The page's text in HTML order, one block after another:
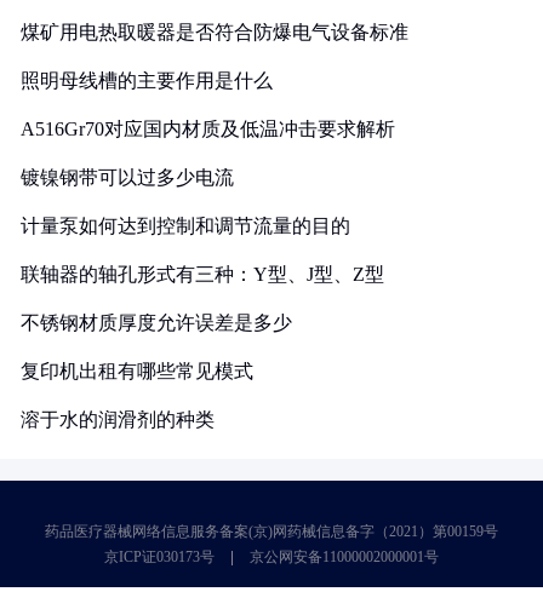
煤矿用电热取暖器是否符合防爆电气设备标准
照明母线槽的主要作用是什么
A516Gr70对应国内材质及低温冲击要求解析
镀镍钢带可以过多少电流
计量泵如何达到控制和调节流量的目的
联轴器的轴孔形式有三种：Y型、J型、Z型
不锈钢材质厚度允许误差是多少
复印机出租有哪些常见模式
溶于水的润滑剂的种类
药品医疗器械网络信息服务备案(京)网药械信息备字（2021）第00159号
京ICP证030173号
京公网安备11000002000001号